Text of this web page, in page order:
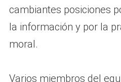
cambiantes posiciones
la información y por la
moral.
Varios miembros del